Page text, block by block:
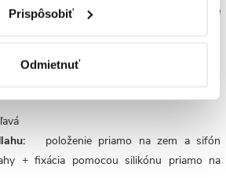
Prispôsobiť
Odmietnuť
výmeny. Povrch je protišmykový, čo je
faktorov pri výbere vaničiek.
položenie priamo na zem a sifón
+ fixácia pomocou silikónu priamo na